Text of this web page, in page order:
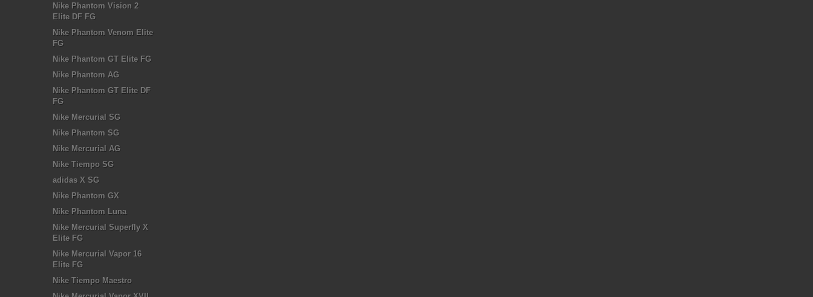
Nike Phantom Vision 2
Elite DF FG
Nike Phantom Venom Elite
FG
Nike Phantom GT Elite FG
Nike Phantom AG
Nike Phantom GT Elite DF
FG
Nike Mercurial SG
Nike Phantom SG
Nike Mercurial AG
Nike Tiempo SG
adidas X SG
Nike Phantom GX
Nike Phantom Luna
Nike Mercurial Superfly X
Elite FG
Nike Mercurial Vapor 16
Elite FG
Nike Tiempo Maestro